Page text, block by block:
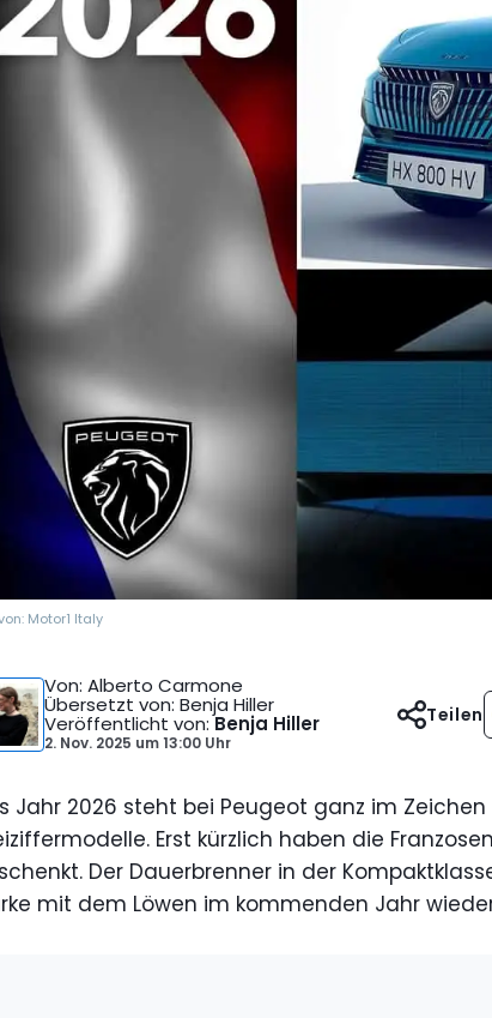
Motor1 Italy
Von: Alberto Carmone
Übersetzt von: Benja Hiller
Veröffentlicht von:Benja Hiller
2. Nov. 2025 um13:00 Uhr
Teilen
Jahr 2026 steht bei Peugeot ganz im
Erst kürzlich haben die
Der Dauerbrenner in der
mit dem Löwen im kommenden Jahr